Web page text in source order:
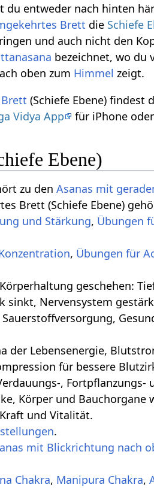
du entweder nach hinten
Brett die Schiefe
und auch nicht den
bezeichnet, wo du
oben zum Himmel zeigt.
(Schiefe Ebene) findest
Vidya App für iPhone
Ebene)
zu denAsanas mit
Brett (Schiefe Ebene)
und Stärkung, Übungen
, Übungen für
Tiefe Bauchatmung, Regeneration,
sinkt, Nervensystem
der Lebensenergie,
für bessere
, Fortpflanzungs-
Körper und Bauchorgane
und Vitalität.
.
mit Blickrichtung nach
Chakra, Manipura Chakra,